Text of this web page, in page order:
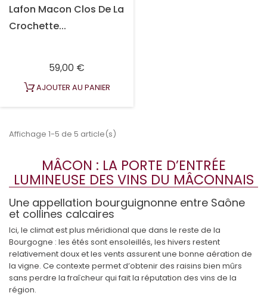
Lafon Macon Clos De La
Crochette...
59,00 €
AJOUTER AU PANIER
Affichage 1-5 de 5 article(s)
MÂCON : LA PORTE D’ENTRÉE
LUMINEUSE DES VINS DU MÂCONNAIS
Une appellation bourguignonne entre Saône
et collines calcaires
Ici, le climat est plus méridional que dans le reste de la
Bourgogne : les étés sont ensoleillés, les hivers restent
relativement doux et les vents assurent une bonne aération de
la vigne. Ce contexte permet d’obtenir des raisins bien mûrs
sans perdre la fraîcheur qui fait la réputation des vins de la
région.